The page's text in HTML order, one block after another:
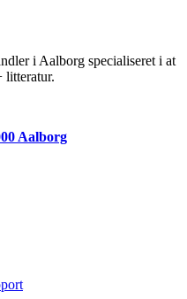
i Aalborg specialiseret i at
litteratur.
Aalborg